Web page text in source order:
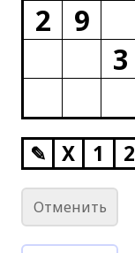
2
9
3
✎ X 1 2
Отменить